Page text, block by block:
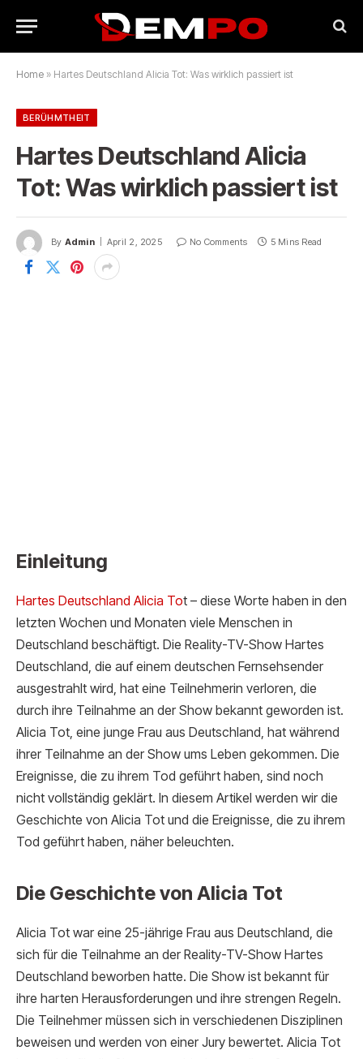
Home » Hartes Deutschland Alicia Tot: Was wirklich passiert ist
BERÜHMTHEIT
Hartes Deutschland Alicia
Tot: Was wirklich passiert ist
By Admin April 2, 2025 No Comments 5 Mins Read
Einleitung
Hartes Deutschland Alicia Tot – diese Worte haben in den
letzten Wochen und Monaten viele Menschen in
Deutschland beschäftigt. Die Reality-TV-Show Hartes
Deutschland, die auf einem deutschen Fernsehsender
ausgestrahlt wird, hat eine Teilnehmerin verloren, die
durch ihre Teilnahme an der Show bekannt geworden ist.
Alicia Tot, eine junge Frau aus Deutschland, hat während
ihrer Teilnahme an der Show ums Leben gekommen. Die
Ereignisse, die zu ihrem Tod geführt haben, sind noch
nicht vollständig geklärt. In diesem Artikel werden wir die
Geschichte von Alicia Tot und die Ereignisse, die zu ihrem
Tod geführt haben, näher beleuchten.
Die Geschichte von Alicia Tot
Alicia Tot war eine 25-jährige Frau aus Deutschland, die
sich für die Teilnahme an der Reality-TV-Show Hartes
Deutschland beworben hatte. Die Show ist bekannt für
ihre harten Herausforderungen und ihre strengen Regeln.
Die Teilnehmer müssen sich in verschiedenen Disziplinen
beweisen und werden von einer Jury bewertet. Alicia Tot